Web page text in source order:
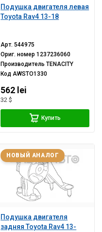
Подушка двигателя левая
Toyota Rav4 13-18
Арт.544975
Ориг. номер1237236060
ПроизводительTENACITY
КодAWSTO1330
562 lei
32 $
Купить
Подушка двигателя
задняя Toyota Rav4 13-
НОВЫЙ АНАЛОГ